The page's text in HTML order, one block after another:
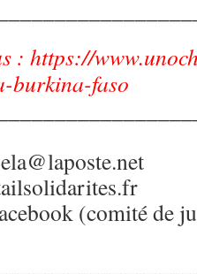
: https://
burkina-faso
(comité de